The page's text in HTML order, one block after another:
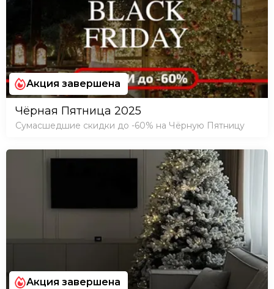
Акция завершена
Чёрная Пятница 2025
Сумасшедшие скидки до -60% на Чёрную Пятницу
Акция завершена